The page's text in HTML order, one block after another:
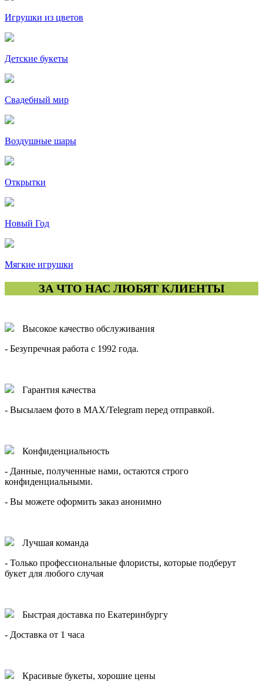
Игрушки из цветов
Детские букеты
Свадебный мир
Воздушные шары
Открытки
Новый Год
Мягкие игрушки
ЗА ЧТО НАС ЛЮБЯТ КЛИЕНТЫ
Высокое качество обслуживания
- Безупречная работа с 1992 года.
Гарантия качества
- Высылаем фото в MAX/Telegram перед отправкой.
Конфиденциальность
- Данные, полученные нами, остаются строго
конфиденциальными.
- Вы можете оформить заказ анонимно
Лучшая команда
- Только профессиональные флористы, которые подберут
букет для любого случая
Быстрая доставка по Екатеринбургу
- Доставка от 1 часа
Красивые букеты, хорошие цены